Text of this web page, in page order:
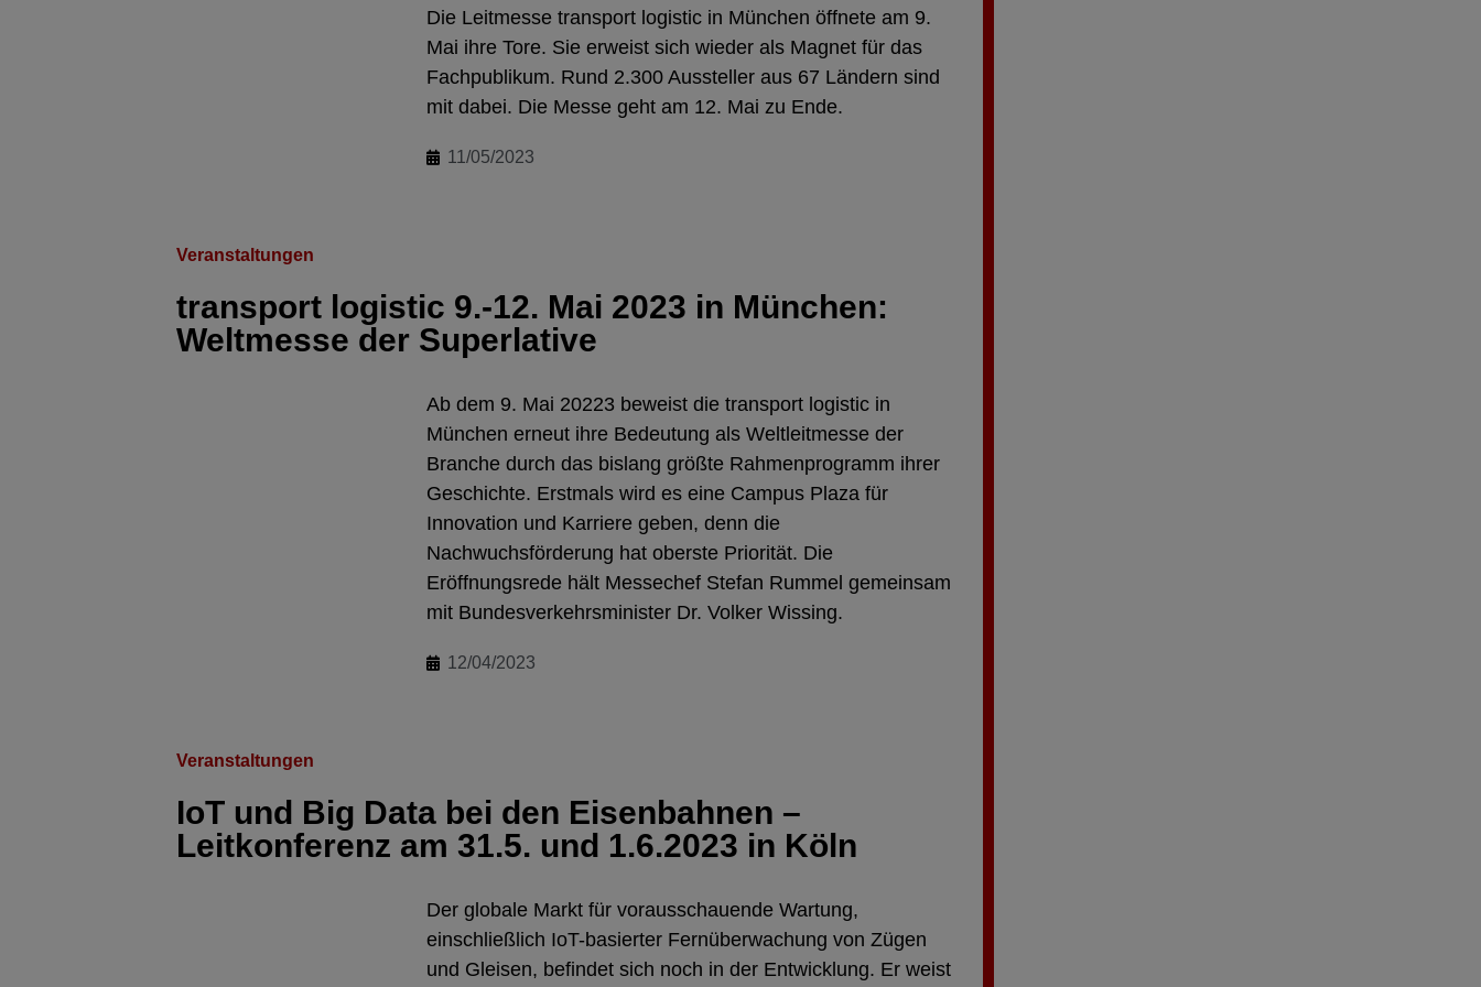
Die Leitmesse transport logistic in München öffnete am 9.
Mai ihre Tore. Sie erweist sich wieder als Magnet für das
Fachpublikum. Rund 2.300 Aussteller aus 67 Ländern sind
mit dabei. Die Messe geht am 12. Mai zu Ende.
11/05/2023
Veranstaltungen
transport logistic 9.-12. Mai 2023 in München:
Weltmesse der Superlative
Ab dem 9. Mai 20223 beweist die transport logistic in
München erneut ihre Bedeutung als Weltleitmesse der
Branche durch das bislang größte Rahmenprogramm ihrer
Geschichte. Erstmals wird es eine Campus Plaza für
Innovation und Karriere geben, denn die
Nachwuchsförderung hat oberste Priorität. Die
Eröffnungsrede hält Messechef Stefan Rummel gemeinsam
mit Bundesverkehrsminister Dr. Volker Wissing.
12/04/2023
Veranstaltungen
IoT und Big Data bei den Eisenbahnen –
Leitkonferenz am 31.5. und 1.6.2023 in Köln
Der globale Markt für vorausschauende Wartung,
einschließlich IoT-basierter Fernüberwachung von Zügen
und Gleisen, befindet sich noch in der Entwicklung. Er weist